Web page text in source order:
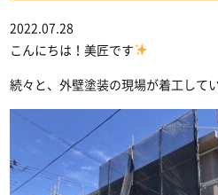
2022.07.28
こんにちは！美匠です
続々と、外壁塗装の現場が着工して